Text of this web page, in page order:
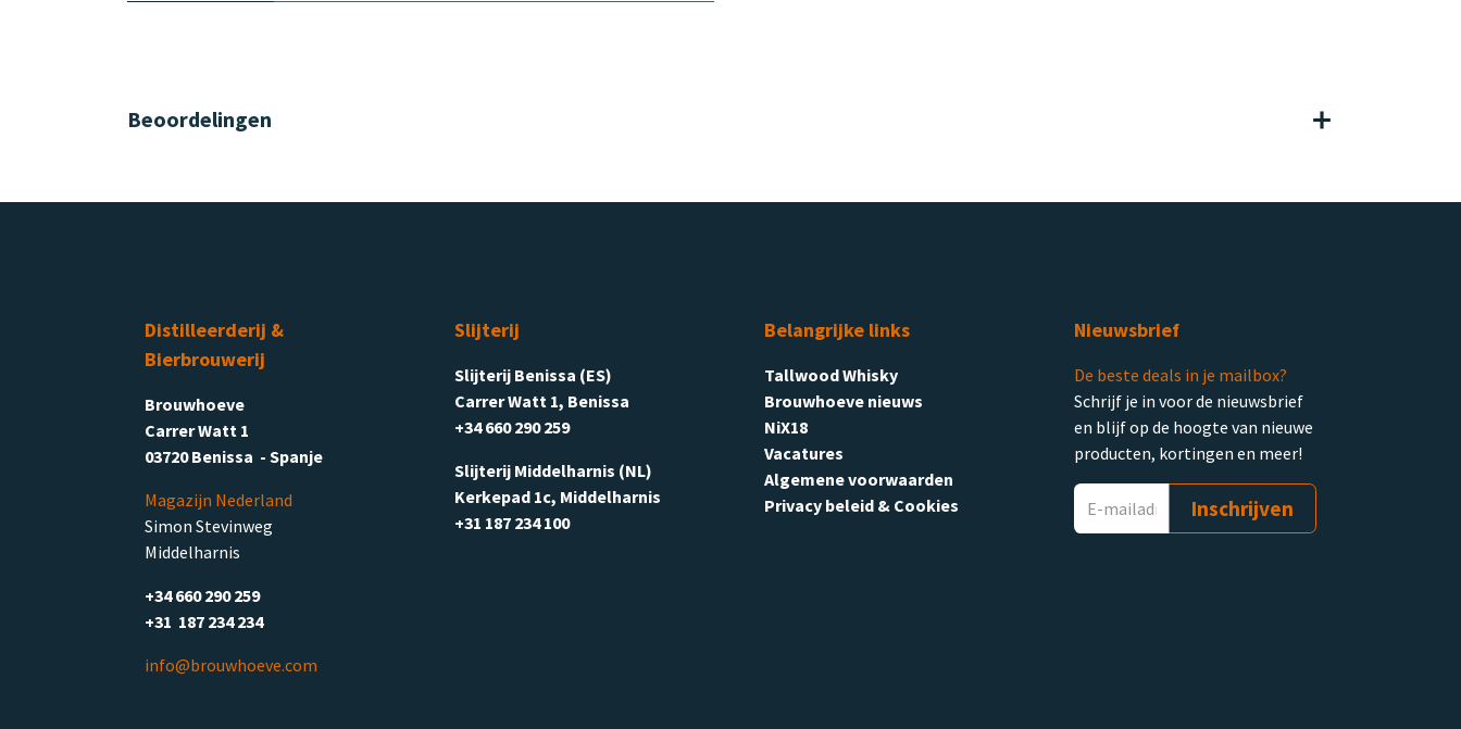
Beoordelingen
Distilleerderij &
Bierbrouwerij
Brouwhoeve
Carrer Watt 1
03720 Benissa - Spanje
Magazijn Nederland
Simon Stevinweg
Middelharnis
+34 660 290 259
+31 187 234 234
info@brouwhoeve.com
Slijterij
Slijterij Benissa (ES)
Carrer Watt 1, Benissa
+34 660 290 259
Slijterij Middelharnis (NL)
Kerkepad 1c, Middelharnis
+31 187 234 100
Belangrijke links
Tallwood Whisky
Brouwhoeve nieuws
NiX18
Vacatures
Algemene voorwaarden
Privacy beleid & Cookies
Nieuwsbrief
De beste deals in je mailbox?
Schrijf je in voor de nieuwsbrief
en blijf op de hoogte van nieuwe
producten, kortingen en meer!
Inschrijven